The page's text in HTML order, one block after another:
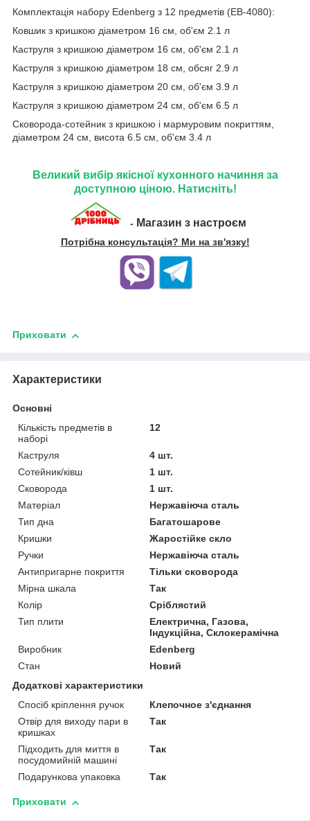
Комплектація набору Edenberg з 12 предметів (EB-4080):
Ковшик з кришкою діаметром 16 см, об'єм 2.1 л
Каструля з кришкою діаметром 16 см, об'єм 2.1 л
Каструля з кришкою діаметром 18 см, обсяг 2.9 л
Каструля з кришкою діаметром 20 см, об'єм 3.9 л
Каструля з кришкою діаметром 24 см, об'єм 6.5 л
Сковорода-сотейник з кришкою і мармуровим покриттям,
діаметром 24 см, висота 6.5 см, об'єм 3.4 л
Великий вибір якісної кухонного начиння за
доступною ціною. Натисніть!
- Магазин з настроєм
Потрібна консультація? Ми на зв'язку!
Приховати
Характеристики
Основні
Кількість предметів в
наборі
12
Каструля
4 шт.
Сотейник/ківш
1 шт.
Сковорода
1 шт.
Матеріал
Нержавіюча сталь
Тип дна
Багатошарове
Кришки
Жаростійке скло
Ручки
Нержавіюча сталь
Антипригарне покриття
Тільки сковорода
Мірна шкала
Так
Колір
Сріблястий
Тип плити
Електрична, Газова,
Індукційна, Склокерамічна
Виробник
Edenberg
Стан
Новий
Додаткові характеристики
Спосіб кріплення ручок
Клепочное з'єднання
Отвір для виходу пари в
кришках
Так
Підходить для миття в
посудомийній машині
Так
Подарункова упаковка Так
Приховати